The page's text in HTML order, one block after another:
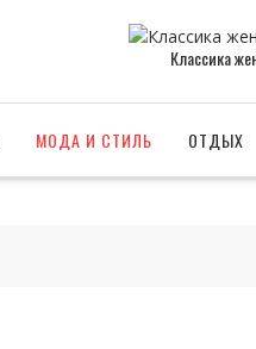
Классика
МОДА И СТИЛЬ ОТДЫХ